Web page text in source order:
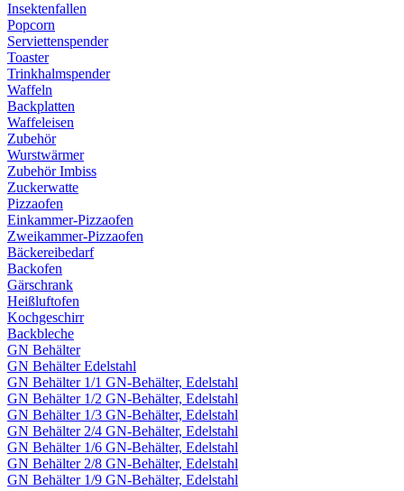
Insektenfallen
Popcorn
Serviettenspender
Toaster
Trinkhalmspender
Waffeln
Backplatten
Waffeleisen
Zubehör
Wurstwärmer
Zubehör Imbiss
Zuckerwatte
Pizzaofen
Einkammer-Pizzaofen
Zweikammer-Pizzaofen
Bäckereibedarf
Backofen
Gärschrank
Heißluftofen
Kochgeschirr
Backbleche
GN Behälter
GN Behälter Edelstahl
GN Behälter 1/1 GN-Behälter, Edelstahl
GN Behälter 1/2 GN-Behälter, Edelstahl
GN Behälter 1/3 GN-Behälter, Edelstahl
GN Behälter 2/4 GN-Behälter, Edelstahl
GN Behälter 1/6 GN-Behälter, Edelstahl
GN Behälter 2/8 GN-Behälter, Edelstahl
GN Behälter 1/9 GN-Behälter, Edelstahl